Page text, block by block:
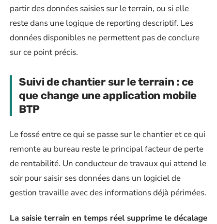
partir des données saisies sur le terrain, ou si elle
reste dans une logique de reporting descriptif. Les
données disponibles ne permettent pas de conclure
sur ce point précis.
Suivi de chantier sur le terrain : ce
que change une application mobile
BTP
Le fossé entre ce qui se passe sur le chantier et ce qui
remonte au bureau reste le principal facteur de perte
de rentabilité. Un conducteur de travaux qui attend le
soir pour saisir ses données dans un logiciel de
gestion travaille avec des informations déjà périmées.
La saisie terrain en temps réel supprime le décalage